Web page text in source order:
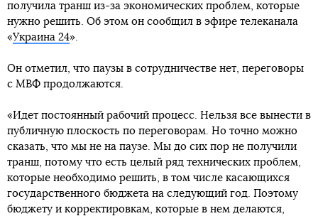
получила транш из-за экономических проблем, которые
нужно решить. Об этом он сообщил в эфире телеканала
«Украина 24».
Он отметил, что паузы в сотрудничестве нет, переговоры
с МВФ продолжаются.
«Идет постоянный рабочий процесс. Нельзя все вынести в
публичную плоскость по переговорам. Но точно можно
сказать, что мы не на паузе. Мы до сих пор не получили
транш, потому что есть целый ряд технических проблем,
которые необходимо решить, в том числе касающихся
государственного бюджета на следующий год. Поэтому
бюджету и корректировкам, которые в нем делаются,